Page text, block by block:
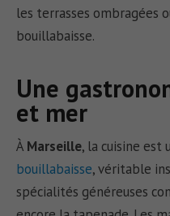
les terrasses ombragées
bouillabaisse.
Une
et mer
À Marseille, la cuisine est
bouillabaisse, véritable
spécialités généreuses